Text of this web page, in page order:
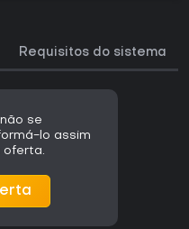
Requisitos do sistema
se
lo assim
oferta.